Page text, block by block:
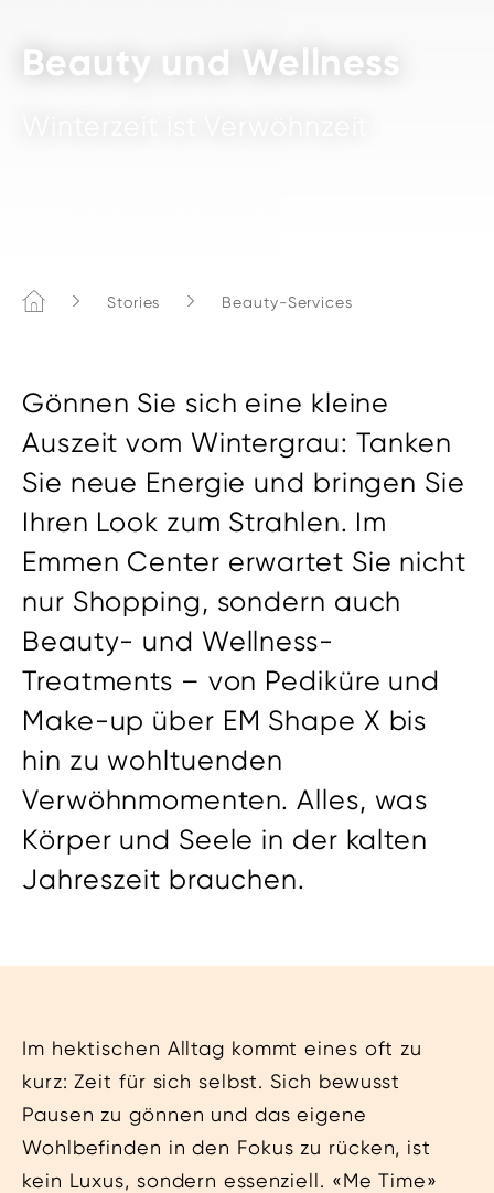
Beauty und Wellness
Home Stories Beauty-Services
Gönnen Sie sich eine kleine
Auszeit vom Wintergrau: Tanken
Sie neue Energie und bringen Sie
Ihren Look zum Strahlen. Im
Emmen Center erwartet Sie nicht
nur Shopping, sondern auch
Beauty- und Wellness-
Treatments – von Pediküre und
Make-up über EM Shape X bis
hin zu wohltuenden
Verwöhnmomenten. Alles, was
Körper und Seele in der kalten
Jahreszeit brauchen.
Im hektischen Alltag kommt eines oft zu
kurz: Zeit für sich selbst. Sich bewusst
Pausen zu gönnen und das eigene
Wohlbefinden in den Fokus zu rücken, ist
kein Luxus, sondern essenziell. «Me Time»